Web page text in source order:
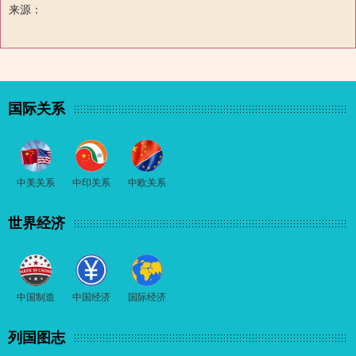
来源：
国际关系
中美关系 中印关系 中欧关系
世界经济
中国制造 中国经济 国际经济
列国图志